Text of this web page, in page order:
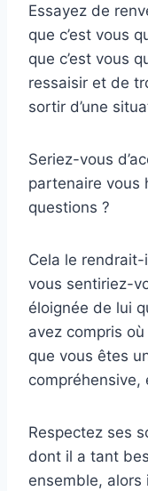
Essayez de
que c’est vous
que c’est vous
ressaisir et de
sortir d’une
Seriez-vous
partenaire vous
questions ?
Cela le
vous sentiriez-
éloignée de lui
avez compris
que vous êtes
compréhensive,
Respectez ses
dont il a tant
ensemble, alors